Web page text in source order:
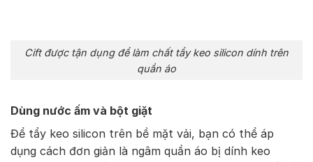
Cift được tận dụng để làm chất tẩy keo silicon dính trên
quần áo
Dùng nước ấm và bột giặt
Để tẩy keo silicon trên bề mặt vải, bạn có thể áp
dụng cách đơn giản là ngâm quần áo bị dính keo